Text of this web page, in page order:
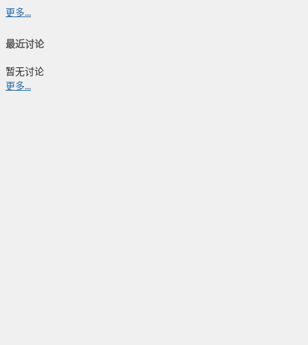
更多...
最近讨论
暂无讨论
更多...